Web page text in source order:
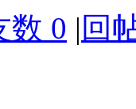
数 0 | 回